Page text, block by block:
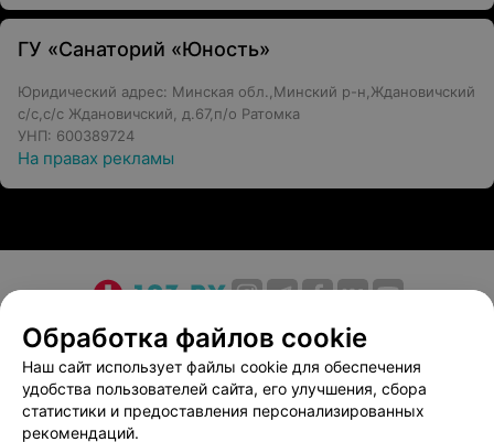
ГУ «Санаторий «Юность»
Юридический адрес: Минская обл.,Минский р-н,Ждановичский
с/с,с/с Ждановичский, д.67,п/о Ратомка
УНП: 600389724
На правах рекламы
О проекте Новости проекта
Размещение рекламы
Медицинский маркетинг
Публичный договор
Пользовательское соглашение
Способы оплаты
Вакансии
Партнеры
Обработка файлов cookie
Наш сайт использует файлы cookie для обеспечения
удобства пользователей сайта, его улучшения, сбора
статистики и предоставления персонализированных
рекомендаций.